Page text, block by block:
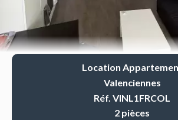
Location
Valenciennes
Réf. VINL1FRCOL
2 pièces